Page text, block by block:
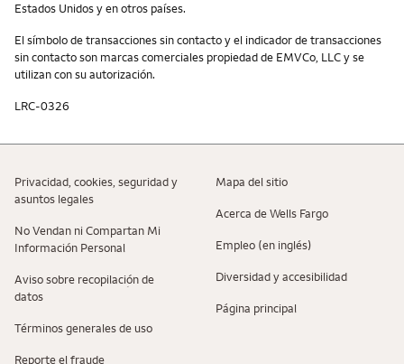
Estados Unidos y en otros países.
El símbolo de transacciones sin contacto y el indicador de transacciones
sin contacto son marcas comerciales propiedad de EMVCo, LLC y se
utilizan con su autorización.
LRC-0326
Privacidad, cookies, seguridad y
asuntos legales
No Vendan ni Compartan Mi
Información Personal
Aviso sobre recopilaciؚón de
datos
Términos generales de uso
Reporte el fraude
Mapa del sitio
Acerca de Wells Fargo
Empleo (en inglés)
Diversidad y accesibilidad
Página principal